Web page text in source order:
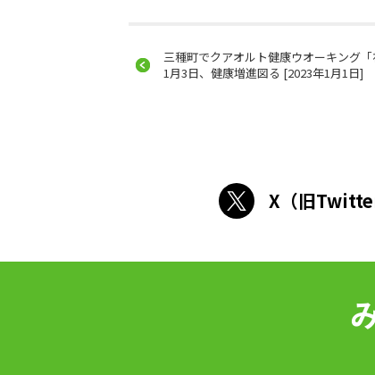
三種町でクアオルト健康ウオーキング
1月3日、健康増進図る [2023年1月1日]
X（旧Twitter